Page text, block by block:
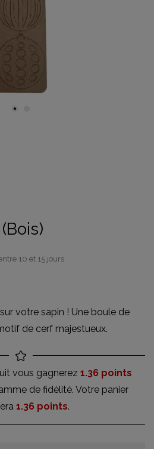
10 et 15 jours
votre sapin ! Une boule de
de cerf majestueux.
vous gagnerez 1.36 points
de fidélité. Votre panier
1.36 points.